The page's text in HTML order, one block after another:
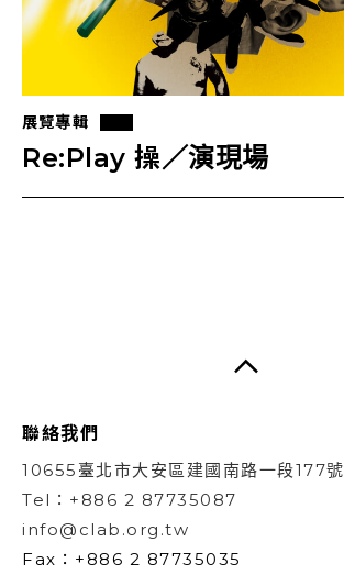
展覽專輯
Re:Play 操／演現場
聯絡我們
10655臺北市大安區建國南路一段177號
Tel：+886 2 87735087
info@clab.org.tw
Fax：+886 2 87735035